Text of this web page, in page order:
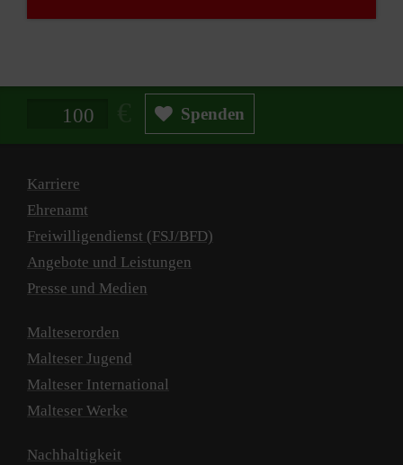
Spendenbetrag in Euro Spenden
Karriere
Ehrenamt
Freiwilligendienst (FSJ/BFD)
Angebote und Leistungen
Presse und Medien
Malteserorden
Malteser Jugend
Malteser International
Malteser Werke
Nachhaltigkeit